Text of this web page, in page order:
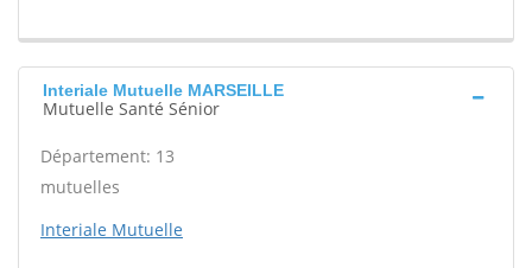
Interiale Mutuelle MARSEILLE
Mutuelle Santé Sénior
Département: 13
mutuelles
Interiale Mutuelle